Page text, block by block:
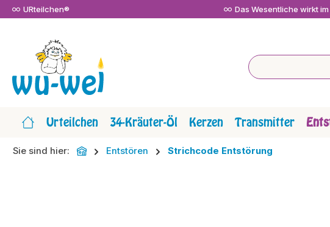
Hauptinhalt springen
Zur Suche springen
Zur Hauptnavigation springen
URteilchen® Das Wesentliche wirkt im
Urteilchen 34-Kräuter-Öl Kerzen Transmitter
Sie sind hier: Entstören Strichcode Entstörung